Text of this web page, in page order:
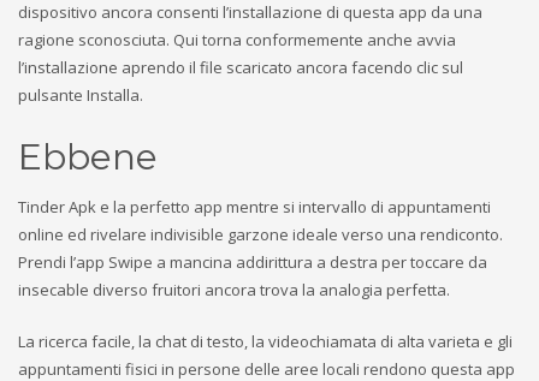
dispositivo ancora consenti l’installazione di questa app da una
ragione sconosciuta. Qui torna conformemente anche avvia
l’installazione aprendo il file scaricato ancora facendo clic sul
pulsante Installa.
Ebbene
Tinder Apk e la perfetto app mentre si intervallo di appuntamenti
online ed rivelare indivisible garzone ideale verso una rendiconto.
Prendi l’app Swipe a mancina addirittura a destra per toccare da
insecable diverso fruitori ancora trova la analogia perfetta.
La ricerca facile, la chat di testo, la videochiamata di alta varieta e gli
appuntamenti fisici in persone delle aree locali rendono questa app